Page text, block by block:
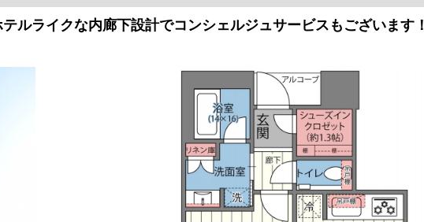
ルライクな内廊下設計でコンシェルジュサービスもございます！